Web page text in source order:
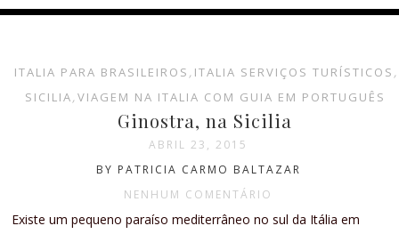
ITALIA PARA BRASILEIROS , ITALIA SERVIÇOS TURÍSTICOS ,
SICILIA, VIAGEM NA ITALIA COM GUIA EM PORTUGUÊS
Ginostra, na Sicilia
ABRIL 23, 2015
BY PATRICIA CARMO BALTAZAR
NENHUM COMENTÁRIO
Existe um pequeno paraíso mediterrâneo no sul da Itália em